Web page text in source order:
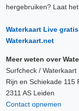
hergebruiken? Laat het
Waterkaart Live
Waterkaart.net
Meer weten over
Surfcheck / Waterkaart
Rijn en Schiekade 115
2311 AS Leiden
Contact opnemen